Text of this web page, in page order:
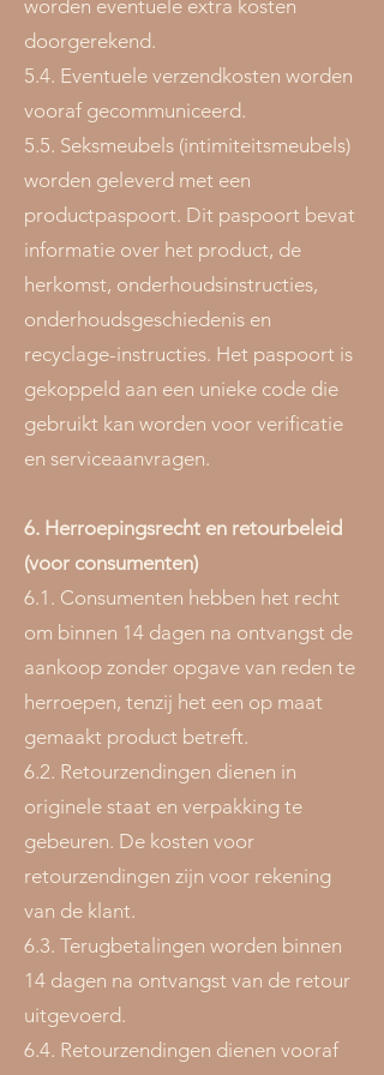
worden eventuele extra kosten
doorgerekend.
5.4. Eventuele verzendkosten worden
vooraf gecommuniceerd.
5.5. Seksmeubels (intimiteitsmeubels)
worden geleverd met een
productpaspoort. Dit paspoort bevat
informatie over het product, de
herkomst, onderhoudsinstructies,
onderhoudsgeschiedenis en
recyclage-instructies. Het paspoort is
gekoppeld aan een unieke code die
gebruikt kan worden voor verificatie
en serviceaanvragen.
6. Herroepingsrecht en retourbeleid
(voor consumenten)
6.1. Consumenten hebben het recht
om binnen 14 dagen na ontvangst de
aankoop zonder opgave van reden te
herroepen, tenzij het een op maat
gemaakt product betreft.
6.2. Retourzendingen dienen in
originele staat en verpakking te
gebeuren. De kosten voor
retourzendingen zijn voor rekening
van de klant.
6.3. Terugbetalingen worden binnen
14 dagen na ontvangst van de retour
uitgevoerd.
6.4. Retourzendingen dienen vooraf